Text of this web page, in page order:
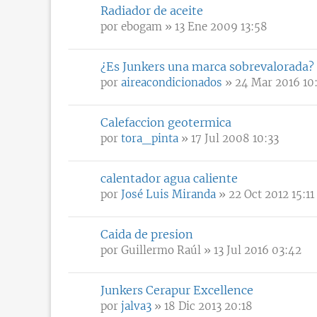
Radiador de aceite
por ebogam » 13 Ene 2009 13:58
¿Es Junkers una marca sobrevalorada?
por aireacondicionados » 24 Mar 2016
Calefaccion geotermica
por tora_pinta » 17 Jul 2008 10:33
calentador agua caliente
por José Luis Miranda » 22 Oct 2012 15:11
Caida de presion
por Guillermo Raúl » 13 Jul 2016 03:42
Junkers Cerapur Excellence
por jalva3 » 18 Dic 2013 20:18